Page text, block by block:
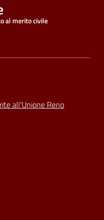
al merito civile
all'Unione Reno